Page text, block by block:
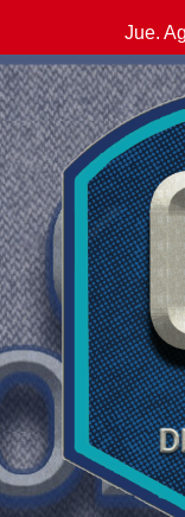
al
contenido
Jue.